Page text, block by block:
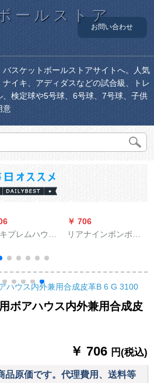
ールストア
お問い合わせ
スケットボールストアサイトへ。人気
イキ、アディダスなどの試合級、トレ
検定球や5号球、6号球、7号球、子供
意
ブレムハウス
バーククナイキ
合ゴムバージ
￥ 706
リアナインボンボン7
児トレニン公式试合
ボア7号ボア发泡ゴム
バ
ボアハウス内外兼用合成皮
￥ 706 円(税込)
品原価です。代理費用、送料等